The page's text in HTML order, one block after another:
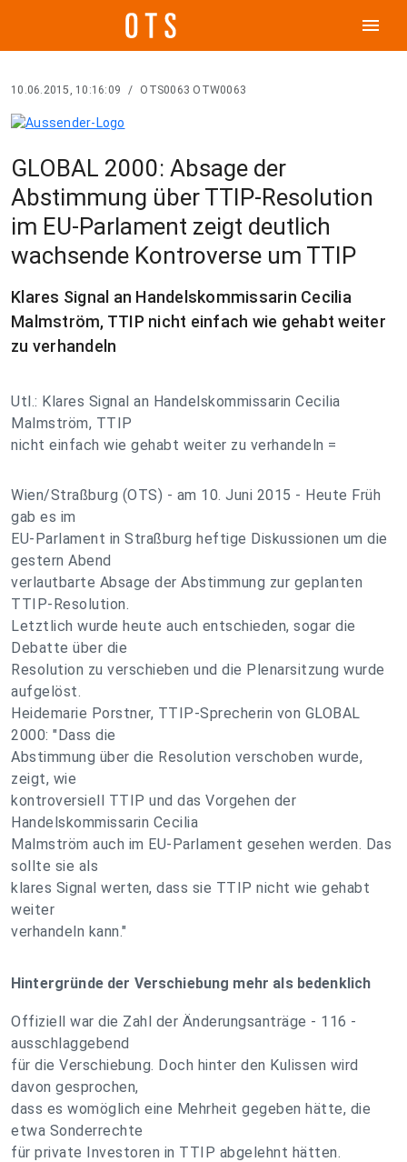
menu
10.06.2015, 10:16:09 / OTS0063 OTW0063
GLOBAL 2000: Absage der
Abstimmung über TTIP-Resolution
im EU-Parlament zeigt deutlich
wachsende Kontroverse um TTIP
Klares Signal an Handelskommissarin Cecilia
Malmström, TTIP nicht einfach wie gehabt weiter
zu verhandeln
Utl.: Klares Signal an Handelskommissarin Cecilia
Malmström, TTIP
nicht einfach wie gehabt weiter zu verhandeln =
Wien/Straßburg (OTS) - am 10. Juni 2015 - Heute Früh
gab es im
EU-Parlament in Straßburg heftige Diskussionen um die
gestern Abend
verlautbarte Absage der Abstimmung zur geplanten
TTIP-Resolution.
Letztlich wurde heute auch entschieden, sogar die
Debatte über die
Resolution zu verschieben und die Plenarsitzung wurde
aufgelöst.
Heidemarie Porstner, TTIP-Sprecherin von GLOBAL
2000: "Dass die
Abstimmung über die Resolution verschoben wurde,
zeigt, wie
kontroversiell TTIP und das Vorgehen der
Handelskommissarin Cecilia
Malmström auch im EU-Parlament gesehen werden. Das
sollte sie als
klares Signal werten, dass sie TTIP nicht wie gehabt
weiter
verhandeln kann."
Hintergründe der Verschiebung mehr als bedenklich
Offiziell war die Zahl der Änderungsanträge - 116 -
ausschlaggebend
für die Verschiebung. Doch hinter den Kulissen wird
davon gesprochen,
dass es womöglich eine Mehrheit gegeben hätte, die
etwa Sonderrechte
für private Investoren in TTIP abgelehnt hätten.